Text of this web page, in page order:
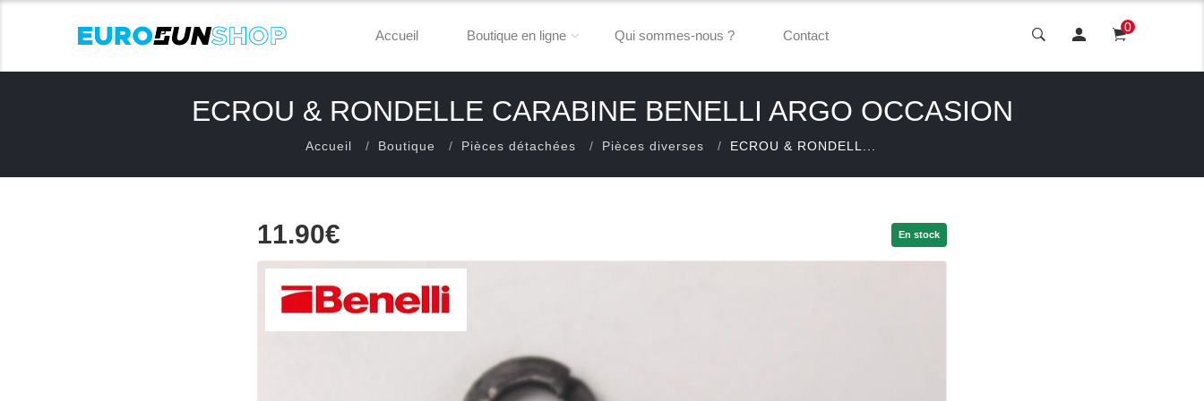
Accueil Boutique en ligne Qui sommes-nous ? Contact
0
ECROU & RONDELLE CARABINE BENELLI ARGO OCCASION
Accueil Boutique Pièces détachées Pièces diverses ECROU & RONDELL...
11.90€ En stock